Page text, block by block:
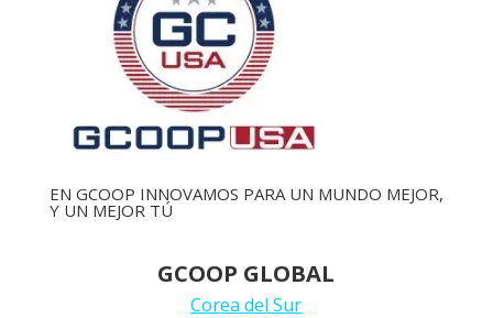
EN GCOOP INNOVAMOS PARA UN MUNDO MEJOR,
Y UN MEJOR TÚ
GCOOP GLOBAL
Corea del Sur